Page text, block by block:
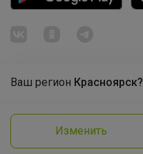
Ваш регион Красноярск?
Изменить
Политика
Продолжая использовать